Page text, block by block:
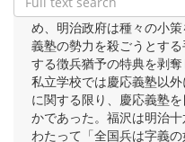
明治十四年の政変以後、
め、明治政府は種々の小
義塾の勢力を殺ごうとす
する徴兵猶予の特典を剥
私立学校では慶応義塾以
に関する限り、慶応義塾
かであった。福沢は明治
わたって「全国兵は字義